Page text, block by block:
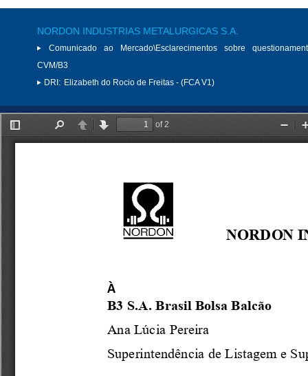
NORDON INDUSTRIAS METALURGICAS S.A.
Comunicado ao Mercado\Esclarecimentos sobre
CVM/B3
DRI: Elizabeth do Rocio de Freitas - (FCA V1)